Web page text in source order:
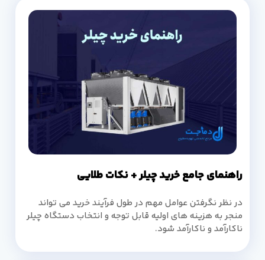
راهنمای جامع خرید چیلر + نکات طلایی
در نظر نگرفتن عوامل مهم در طول فرآیند خرید می تواند
منجر به هزینه های اولیه قابل توجه و انتخاب دستگاه چیلر
ناکارآمد و ناکارآمد شود.